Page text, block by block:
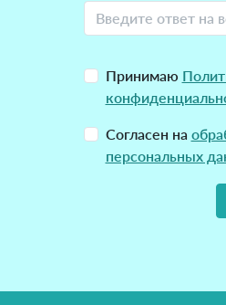
Принимаю
Согласен на
персональных